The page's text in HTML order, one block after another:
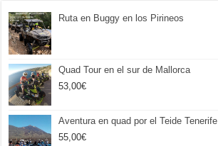
Ruta en Buggy en los Pirineos
Quad Tour en el sur de Mallorca
53,00€
Aventura en quad por el Teide Tenerife
55,00€